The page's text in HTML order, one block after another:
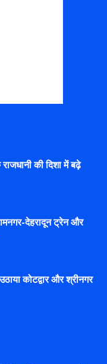
की दिशा में बढ़े
देहरादून ट्रेन और
कोटद्वार और श्रीनगर